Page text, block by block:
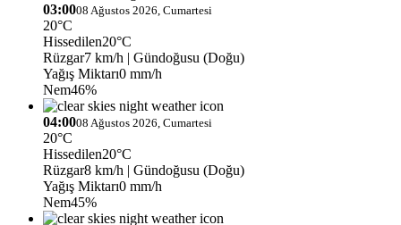
03:0008 Ağustos 2026, Cumartesi
20°C
Hissedilen20°C
Rüzgar7 km/h | Gündoğusu (Doğu)
Yağış Miktarı0 mm/h
Nem46%
04:0008 Ağustos 2026, Cumartesi
20°C
Hissedilen20°C
Rüzgar8 km/h | Gündoğusu (Doğu)
Yağış Miktarı0 mm/h
Nem45%